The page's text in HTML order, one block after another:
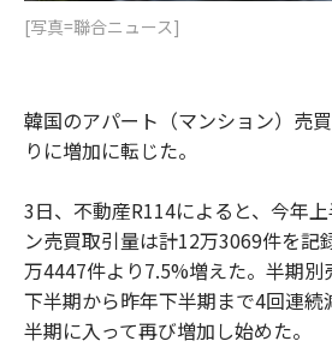
[写真=聯合ニュース]
韓国のアパート（マンション）売
りに増加に転じた。
3日、不動産R114によると、今年
ン売買取引量は計12万3069件を記
万4447件より7.5%増えた。半期別
下半期から昨年下半期まで4回連続
半期に入って再び増加し始めた。